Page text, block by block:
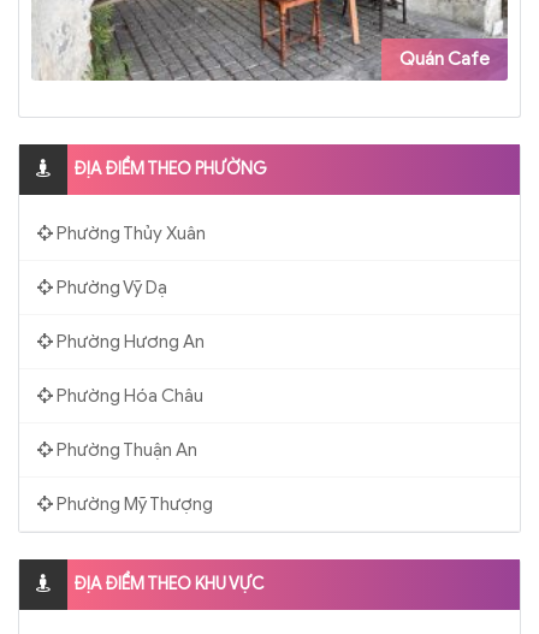
Quán Cafe
ĐỊA ĐIỂM THEO PHƯỜNG
Phường Thủy Xuân
Phường Vỹ Dạ
Phường Hương An
Phường Hóa Châu
Phường Thuận An
Phường Mỹ Thượng
ĐỊA ĐIỂM THEO KHU VỰC